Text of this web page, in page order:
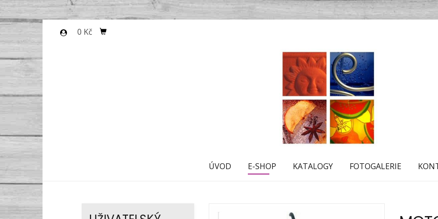
0 Kč
ÚVOD E-SHOP KATALOGY FOTOGALERIE